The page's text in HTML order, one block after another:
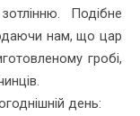
Подібне
нам, що цар
гробі,
день: